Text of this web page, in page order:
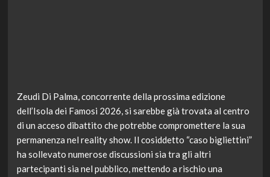
Zeudi Di Palma, concorrente della prossima edizione
dell’Isola dei Famosi 2026, si sarebbe già trovata al centro
di un acceso dibattito che potrebbe compromettere la sua
permanenza nel reality show. Il cosiddetto “caso bigliettini”
ha sollevato numerose discussioni sia tra gli altri
partecipanti sia nel pubblico, mettendo a rischio una